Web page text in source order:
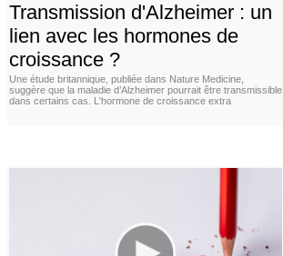
Transmission d'Alzheimer : un
lien avec les hormones de
croissance ?
Une étude britannique, publiée dans Nature Medicine,
suggère que la maladie d’Alzheimer pourrait être transmissible
dans certains cas. L'hormone de croissance extra